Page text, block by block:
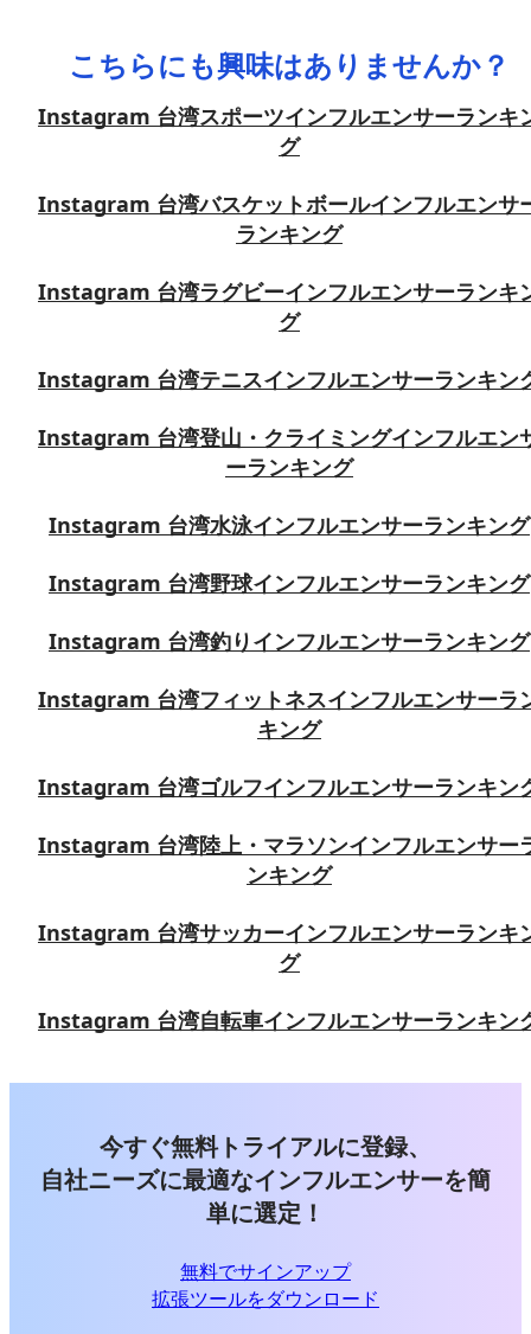
こちらにも興味はありませんか？
Instagram 台湾スポーツインフルエンサーランキ
グ
Instagram 台湾バスケットボールインフルエンサ
ランキング
Instagram 台湾ラグビーインフルエンサーランキ
グ
Instagram 台湾テニスインフルエンサーランキン
Instagram 台湾登山・クライミングインフルエン
ーランキング
Instagram 台湾水泳インフルエンサーランキング
Instagram 台湾野球インフルエンサーランキング
Instagram 台湾釣りインフルエンサーランキング
Instagram 台湾フィットネスインフルエンサーラ
キング
Instagram 台湾ゴルフインフルエンサーランキン
Instagram 台湾陸上・マラソンインフルエンサー
ンキング
Instagram 台湾サッカーインフルエンサーランキ
グ
Instagram 台湾自転車インフルエンサーランキン
今すぐ無料トライアルに登録、
自社ニーズに最適なインフルエンサーを簡
単に選定！
無料でサインアップ
拡張ツールをダウンロード